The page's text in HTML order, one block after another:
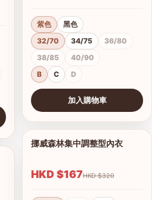
紫色
黑色
32/70
34/75
36/80
38/85
40/90
B
C D
加入購物車
查看圖片
挪威森林集中調整型內衣
HKD $167 HKD $320